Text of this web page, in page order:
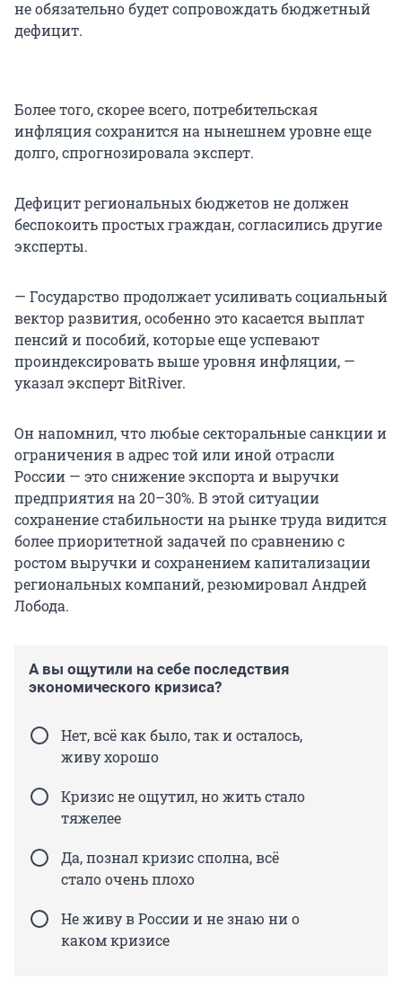
не обязательно будет сопровождать бюджетный
дефицит.
Более того, скорее всего, потребительская
инфляция сохранится на нынешнем уровне еще
долго, спрогнозировала эксперт.
Дефицит региональных бюджетов не должен
беспокоить простых граждан, согласились другие
эксперты.
— Государство продолжает усиливать социальный
вектор развития, особенно это касается выплат
пенсий и пособий, которые еще успевают
проиндексировать выше уровня инфляции, —
указал эксперт BitRiver.
Он напомнил, что любые секторальные санкции и
ограничения в адрес той или иной отрасли
России — это снижение экспорта и выручки
предприятия на 20–30%. В этой ситуации
сохранение стабильности на рынке труда видится
более приоритетной задачей по сравнению с
ростом выручки и сохранением капитализации
региональных компаний, резюмировал Андрей
Лобода.
А вы ощутили на себе последствия
экономического кризиса?
Нет, всё как было, так и осталось,
живу хорошо
Кризис не ощутил, но жить стало
тяжелее
Да, познал кризис сполна, всё
стало очень плохо
Не живу в России и не знаю ни о
каком кризисе